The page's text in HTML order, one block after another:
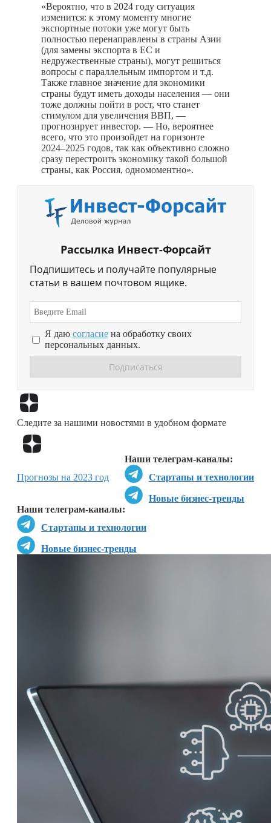
«Вероятно, что в 2024 году ситуация
изменится: к этому моменту многие
экспортные потоки уже могут быть
полностью перенаправлены в страны Азии
(для замены экспорта в ЕС и
недружественные страны), могут решиться
вопросы с параллельным импортом и т.д.
Также главное значение для экономики
страны будут иметь доходы населения — они
тоже должны пойти в рост, что станет
стимулом для увеличения ВВП, —
прогнозирует инвестор. — Но, вероятнее
всего, что это произойдет на горизонте
2024–2025 годов, так как объективно сложно
сразу перестроить экономику такой большой
страны, как Россия, одномоментно».
Рассылка Инвест-Форсайт
Подпишитесь и получайте популярные
статьи в вашем почтовом ящике.
Я даю согласие на обработку своих
персональных данных.
Следите за нашими новостями в удобном формате
Наши телеграм-каналы:
Стартапы и технологии
Новые бизнес-тренды
Наши телеграм-каналы:
Стартапы и технологии
Новые бизнес-тренды
Прогнозы на 2023 год